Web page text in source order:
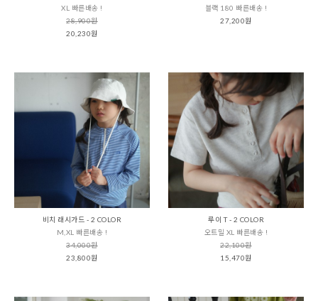
XL 빠른배송 !
28,900원
20,230원
블랙 180 빠른배송 !
27,200원
비치 래시가드 - 2 COLOR
M,XL 빠른배송 !
34,000원
23,800원
루이 T - 2 COLOR
오트밀 XL 빠른배송 !
22,100원
15,470원